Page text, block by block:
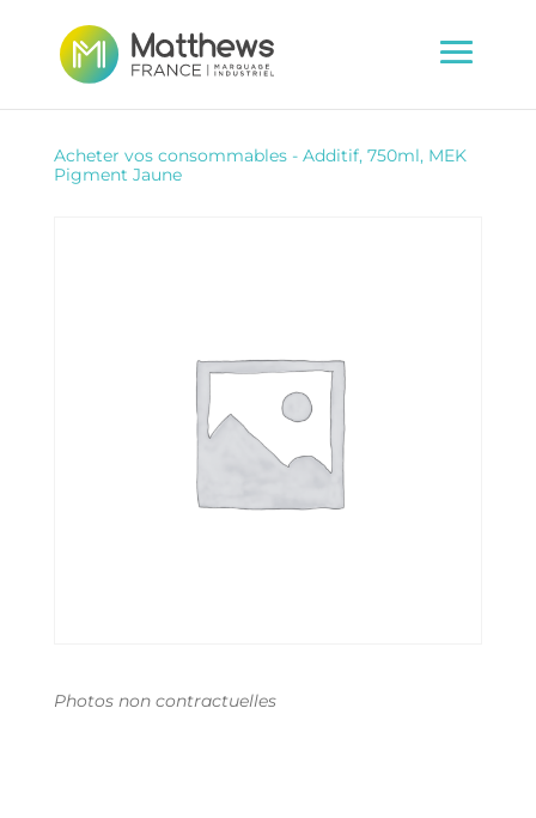
Acheter vos consommables- Additif, 750ml, MEK
Pigment Jaune
Photos non contractuelles